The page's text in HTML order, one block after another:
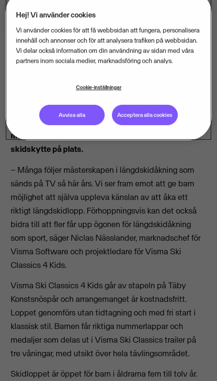
Lördagen 10 mars arrangerar Visma och Täby IS
konstsnöspår och är öppet för barn i åldrarna fem till
tolv år. Barnen får riktiga startnummerlappar och
medaljer, och kan även prova skicross och
skidskytte på plats.
– Många följer mästerskapen i längdskidåkning som
sänds på TV så här års. Vi ser fram emot att ge barn
möjlighet att själva uppleva känslan av att åka ett
riktigt längdskidlopp. Förhoppningsvis kan det också
bidra till att fler får upp ögonen för längdskidåkning
som sport, säger Niclas Nässlander, marknadschef för
Visma Software och projektledare för Visma Ski
Classics 4 Kids.
Visma Ski Classics 4 Kids går av stapeln på Täby
Konstsnöspår och arrangemanget är kostnadsfritt.
Loppet genomförs utan tidtagning och med fri start i
klassisk stil. Barnen får riktiga nummerlappar och
medaljer som delas ut i Visma Ski Classics trailer på
tre våningar, med utsikt över hela tävlingsområdet.
Skidloppet är öppet för barn i åldrarna fem till tolv år.
Hej! Vi använder cookies
Vi använder cookies för att få webbsidan att fungera, personalisera
innehåll och annonser och för att analysera trafiken på webbsidan.
Vi delar också information om din användning av sidan med våra
partners inom sociala medier, marknadsföring och analys.
Cookie-inställningar
Avvisa alla Acceptera alla cookies